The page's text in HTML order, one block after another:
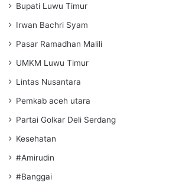
Bupati Luwu Timur
Irwan Bachri Syam
Pasar Ramadhan Malili
UMKM Luwu Timur
Lintas Nusantara
Pemkab aceh utara
Partai Golkar Deli Serdang
Kesehatan
#Amirudin
#Banggai